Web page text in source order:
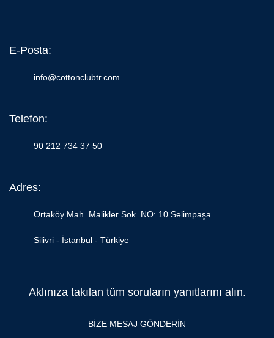
E-Posta:
info@cottonclubtr.com
Telefon:
90 212 734 37 50
Adres:
Ortaköy Mah. Malikler Sok. NO: 10 Selimpaşa
Silivri - İstanbul - Türkiye
Aklınıza takılan tüm soruların yanıtlarını alın.
BİZE MESAJ GÖNDERİN